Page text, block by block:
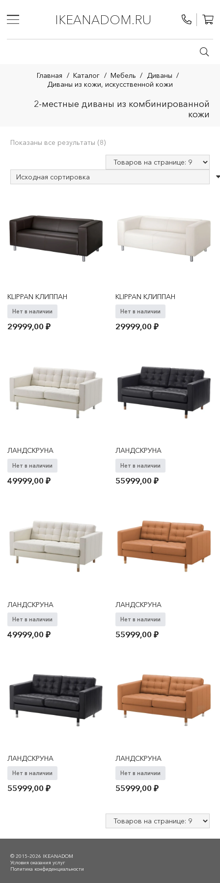
IKEANADOM.RU
Главная / Каталог / Мебель / Диваны /
Диваны из кожи, искусственной кожи
2-местные диваны из комбинированной
кожи
Показаны все результаты (8)
KLIPPAN КЛИППАН
Нет в наличии
29999,00₽
KLIPPAN КЛИППАН
Нет в наличии
29999,00₽
ЛАНДСКРУНА
Нет в наличии
49999,00₽
ЛАНДСКРУНА
Нет в наличии
55999,00₽
ЛАНДСКРУНА
Нет в наличии
49999,00₽
ЛАНДСКРУНА
Нет в наличии
55999,00₽
ЛАНДСКРУНА
Нет в наличии
55999,00₽
ЛАНДСКРУНА
Нет в наличии
55999,00₽
© 2015–2026 IKEANADOM
Условия оказания услуг
Политика конфиденциальности